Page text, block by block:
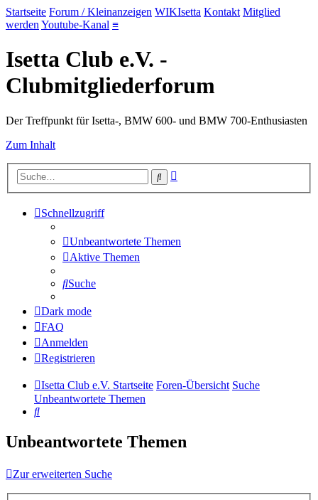
Startseite Forum / Kleinanzeigen WIKIsetta Kontakt Mitglied
werden Youtube-Kanal ≡
Isetta Club e.V. -
Clubmitgliederforum
Der Treffpunkt für Isetta-, BMW 600- und BMW 700-Enthusiasten
Zum Inhalt
Suche
Schnellzugriff
Unbeantwortete Themen
Aktive Themen
Suche
Dark mode
FAQ
Anmelden
Registrieren
Isetta Club e.V. Startseite Foren-Übersicht Suche
Unbeantwortete Themen
Suche
Unbeantwortete Themen
Zur erweiterten Suche